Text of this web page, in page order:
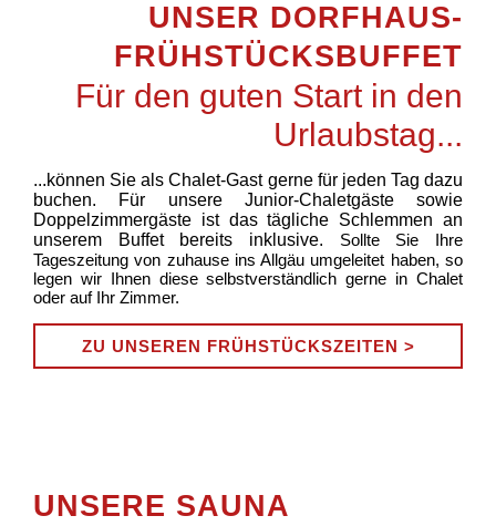
UNSER DORFHAUS-
FRÜHSTÜCKSBUFFET
Für den guten Start in den
Urlaubstag...
...können Sie als Chalet-Gast gerne für jeden Tag dazu
buchen. Für unsere Junior-Chaletgäste sowie
Doppelzimmergäste ist das tägliche Schlemmen an
unserem Buffet bereits inklusive. Sollte Sie Ihre
Tageszeitung von zuhause ins Allgäu umgeleitet haben, so
legen wir Ihnen diese selbstverständlich gerne in Chalet
oder auf Ihr Zimmer.
ZU UNSEREN FRÜHSTÜCKSZEITEN >
UNSERE SAUNA